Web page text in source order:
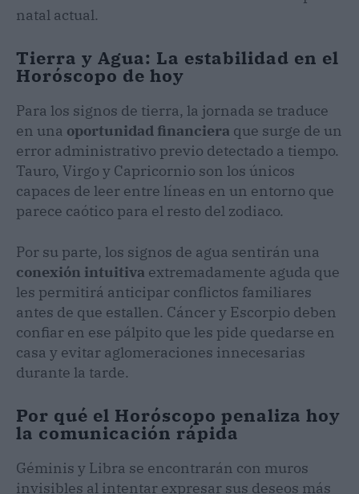
natal actual.
Tierra y Agua: La estabilidad en el
Horóscopo de hoy
Para los signos de tierra, la jornada se traduce
en una oportunidad financiera que surge de un
error administrativo previo detectado a tiempo.
Tauro, Virgo y Capricornio son los únicos
capaces de leer entre líneas en un entorno que
parece caótico para el resto del zodiaco.
Por su parte, los signos de agua sentirán una
conexión intuitiva extremadamente aguda que
les permitirá anticipar conflictos familiares
antes de que estallen. Cáncer y Escorpio deben
confiar en ese pálpito que les pide quedarse en
casa y evitar aglomeraciones innecesarias
durante la tarde.
Por qué el Horóscopo penaliza hoy
la comunicación rápida
Géminis y Libra se encontrarán con muros
invisibles al intentar expresar sus deseos más